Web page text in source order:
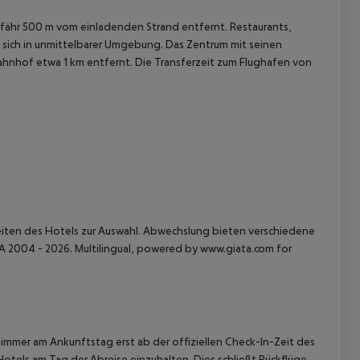
500 m vom einladenden Strand entfernt. Restaurants,
in unmittelbarer Umgebung. Das Zentrum mit seinen
etwa 1 km entfernt. Die Transferzeit zum Flughafen von
des Hotels zur Auswahl. Abwechslung bieten verschiedene
2004 - 2026. Multilingual, powered by www.giata.com for
am Ankunftstag erst ab der offiziellen Check-In-Zeit des